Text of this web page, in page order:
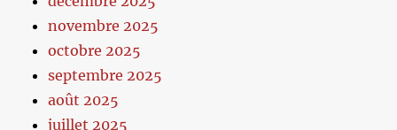
novembre 2025
octobre 2025
septembre 2025
août 2025
juillet 2025